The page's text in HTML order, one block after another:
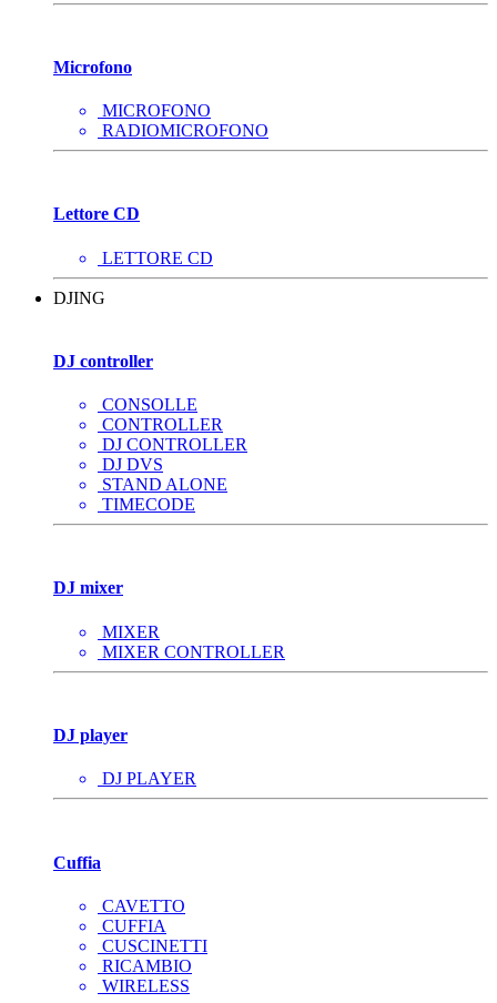
Microfono
MICROFONO
RADIOMICROFONO
Lettore CD
LETTORE CD
DJING
DJ controller
CONSOLLE
CONTROLLER
DJ CONTROLLER
DJ DVS
STAND ALONE
TIMECODE
DJ mixer
MIXER
MIXER CONTROLLER
DJ player
DJ PLAYER
Cuffia
CAVETTO
CUFFIA
CUSCINETTI
RICAMBIO
WIRELESS